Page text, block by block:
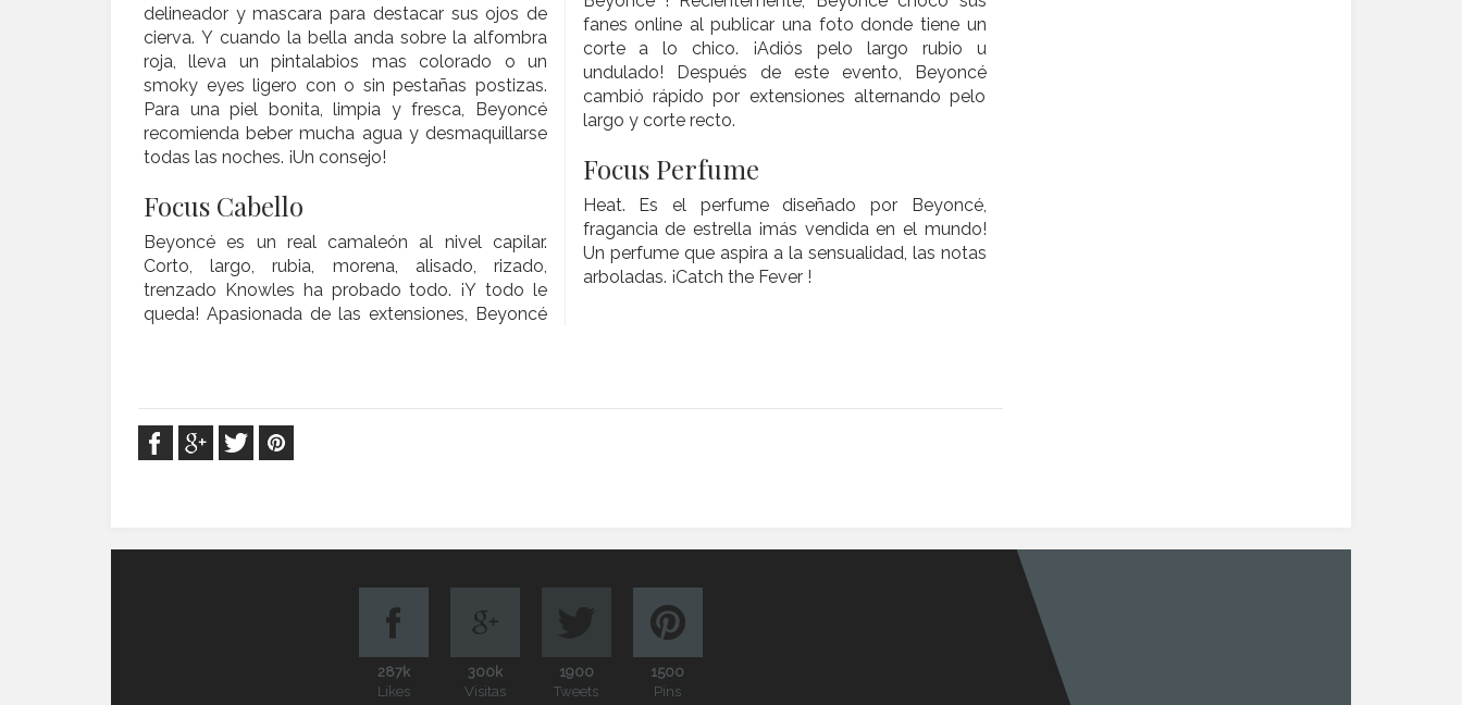
delineador y mascara para destacar sus ojos de
cierva. Y cuando la bella anda sobre la alfombra
roja, lleva un pintalabios mas colorado o un
smoky eyes ligero con o sin pestañas postizas.
Para una piel bonita, limpia y fresca, Beyoncé
recomienda beber mucha agua y desmaquillarse
todas las noches. ¡Un consejo!
Focus Cabello
Beyoncé es un real camaleón al nivel capilar.
Corto, largo, rubia, morena, alisado, rizado,
trenzado Knowles ha probado todo. ¡Y todo le
queda! Apasionada de las extensiones, Beyoncé
fanes online al publicar una foto donde tiene un
corte a lo chico. ¡Adiós pelo largo rubio u
undulado! Después de este evento, Beyoncé
cambió rápido por extensiones alternando pelo
largo y corte recto.
Focus Perfume
Heat. Es el perfume diseñado por Beyoncé,
fragancia de estrella ¡más vendida en el mundo!
Un perfume que aspira a la sensualidad, las notas
arboladas. ¡Catch the Fever !
287k
Likes
300k
Visitas
1900
Tweets
1500
Pins